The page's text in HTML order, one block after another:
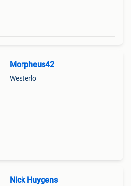
Morpheus42
Westerlo
Nick Huygens